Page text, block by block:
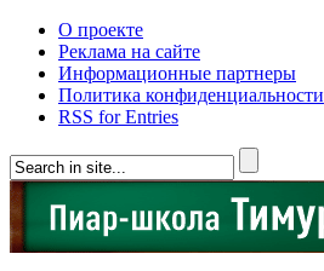
О проекте
Реклама на сайте
Информационные партнеры
Политика конфиденциальности
RSS for Entries